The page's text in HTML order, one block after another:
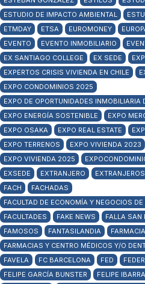
ESTUDIO DE IMPACTO AMBIENTAL
ETMDAY
ETSA EUROMONEY
EVENTO
EVENTO INMOBILIARIO
EX SANTIAGO COLLEGE
EX SEDE
EXPERTOS CRISIS VIVIENDA EN CHILE
EXPO CONDOMINIOS 2025
EXPO DE OPORTUNIDADES INMOBILIARIA
EXPO ENERGÍA SOSTENIBLE
EXPO
EXPO OSAKA
EXPO REAL ESTATE
EXPO TERRENOS
EXPO VIVIENDA 2023
EXPO VIVIENDA 2025
EXSEDE
EXTRANJERO EXTRANJEROS
FACH
FACHADAS
FACULTAD DE ECONOMÍA Y NEGOCIOS
FACULTADES
FAKE NEWS FALLA SAN
FAMOSOS
FANTASILANDIA
FARMACIAS Y CENTRO MÉDICOS Y/O
FAVELA
FC BARCELONA FED
FELIPE GARCÍA BUNSTER
FELIPE IBARRA